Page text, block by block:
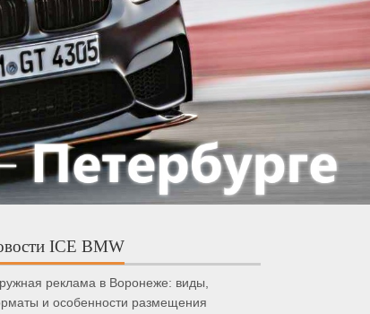
ICE BMW
реклама в Воронеже: виды,
и особенности размещения